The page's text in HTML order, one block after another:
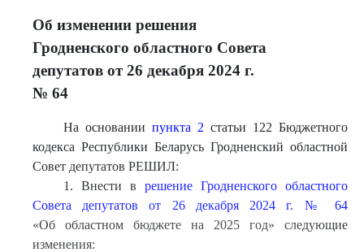
Об изменении решения
Гродненского областного Совета
депутатов от 26 декабря 2024 г.
№ 64
На основании пункта 2 статьи 122 Бюджетного
кодекса Республики Беларусь Гродненский областной
Совет депутатов РЕШИЛ:
1. Внести в решение Гродненского областного
Совета депутатов от 26 декабря 2024 г. № 64
«Об областном бюджете на 2025 год» следующие
изменения: